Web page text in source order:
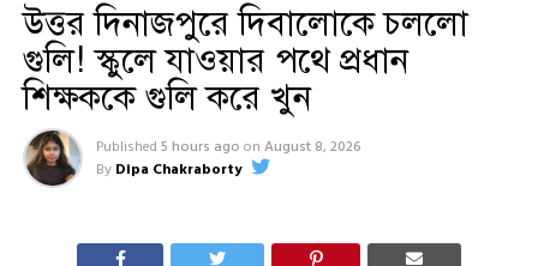
উত্তর দিনাজপুরে দিবালোকে চললো
গুলি! স্কুলে যাওয়ার পথে প্রধান
শিক্ষককে গুলি করে খুন
Published 5 hours ago on August 8, 2026
By Dipa Chakraborty